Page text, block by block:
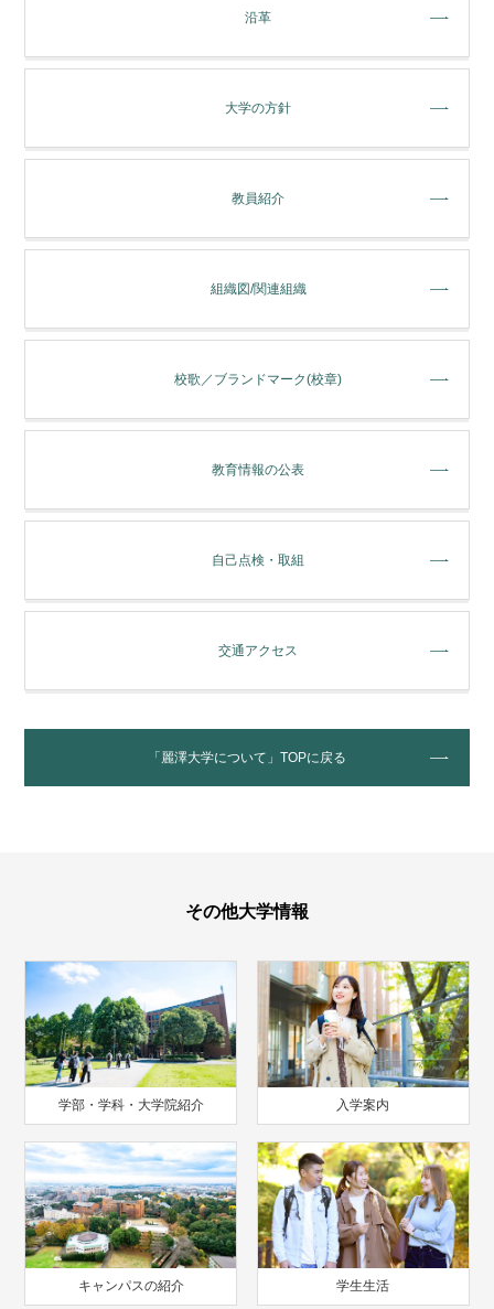
沿革
大学の方針
教員紹介
組織図/関連組織
校歌／ブランドマーク(校章)
教育情報の公表
自己点検・取組
交通アクセス
「麗澤大学について」TOPに戻る
その他大学情報
学部・学科・大学院紹介 入学案内
キャンパスの紹介 学生生活